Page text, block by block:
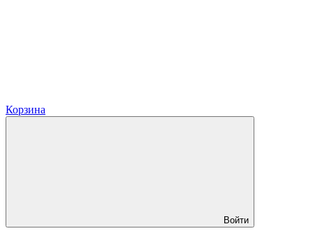
Корзина
Войти